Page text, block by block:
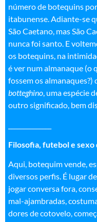
número de botequins
itabunense. Adiante-se
São Caetano, mas São
nunca foi santo. E
os botequins, na
é ver num almanaque (o
fossem os
botteghino, uma espécie
outro significado, bem
Filosofia, futebol e sexo
Aqui, botequim vende,
diversos perfis. É lugar
jogar conversa fora,
mal-ajambradas,
dores de cotovelo,